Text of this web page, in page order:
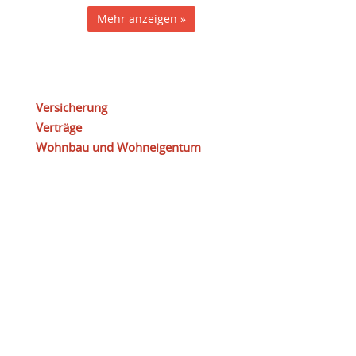
Mehr anzeigen »
Versicherung
Verträge
Wohnbau und Wohneigentum